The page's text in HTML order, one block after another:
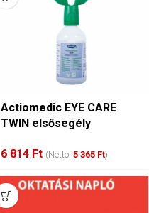
Actiomedic EYE CARE
TWIN elsősegély
nátrium-klorid oldattal,
6 814 Ft (Nettó: 5 365 Ft)